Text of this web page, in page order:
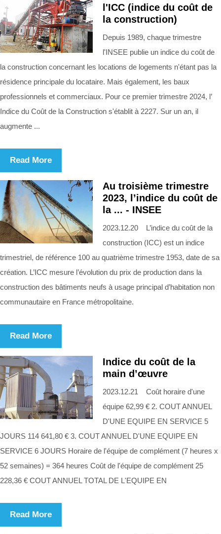
l'ICC (indice du coût de
la construction)
Depuis 1989, chaque trimestre
l'INSEE publie un indice du coût de
la construction concernant les locations de logements n'étant pas la
résidence principale du locataire. Mais également, les baux
professionnels et commerciaux. Pour ce premier trimestre 2024, l’
Indice du Coût de la Construction s'établit à 2227. Sur un an, il
augmente ...
Read More
Au troisième trimestre
2023, l’indice du coût de
la ... - INSEE
2023.12.20 L’indice du coût de la
construction (ICC) est un indice
trimestriel, de référence 100 au quatrième trimestre 1953, date de sa
création. L’ICC mesure l’évolution du prix de production dans la
construction des bâtiments neufs à usage principal d’habitation non
communautaire en France métropolitaine.
Read More
Indice du coût de la
main d’œuvre
2023.12.21 Coût horaire d'une
équipe 62,99 € 2. COUT ANNUEL
D'UNE EQUIPE EN SERVICE 5
JOURS 114 641,80 € 3. COUT ANNUEL D'UNE EQUIPE EN
SERVICE 6 JOURS Horaire de l'équipe de complément (7 heures x
52 semaines) = 364 heures Coût de l'équipe de complément 25
228,36 € COUT ANNUEL TOTAL DE L'EQUIPE EN
Read More